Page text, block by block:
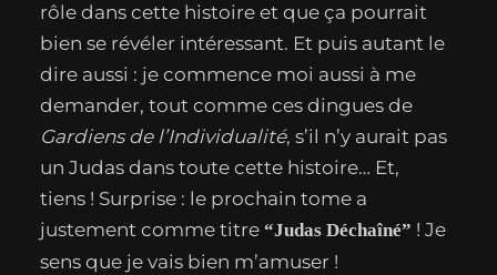
rôle dans cette histoire et que ça pourrait
bien se révéler intéressant. Et puis autant le
dire aussi : je commence moi aussi à me
demander, tout comme ces dingues de
Gardiens de l’Individualité, s’il n’y aurait pas
un Judas dans toute cette histoire… Et,
tiens ! Surprise : le prochain tome a
justement comme titre “Judas Déchaîné” ! Je
sens que je vais bien m’amuser !